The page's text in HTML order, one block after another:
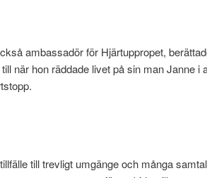
ambassadör för Hjärtuppropet,
när hon räddade livet på sin man Janne i
till trevligt umgänge och många